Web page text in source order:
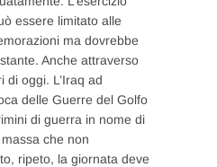
essere limitato alle
ma dovrebbe
Anche attraverso
di oggi. L’Iraq ad
delle Guerre del Golfo
di guerra in nome di
che non
ripeto, la giornata deve